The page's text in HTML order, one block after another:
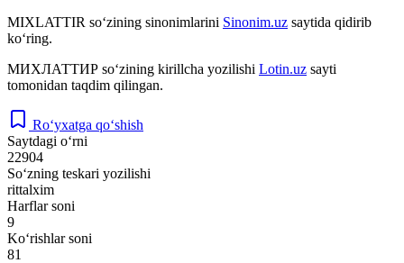
MIXLATTIR so‘zining sinonimlarini Sinonim.uz saytida qidirib
ko‘ring.
МИХЛАТТИР so‘zining kirillcha yozilishi Lotin.uz sayti
tomonidan taqdim qilingan.
Ro‘yxatga qo‘shish
Saytdagi o‘rni
22904
So‘zning teskari yozilishi
rittalxim
Harflar soni
9
Ko‘rishlar soni
81